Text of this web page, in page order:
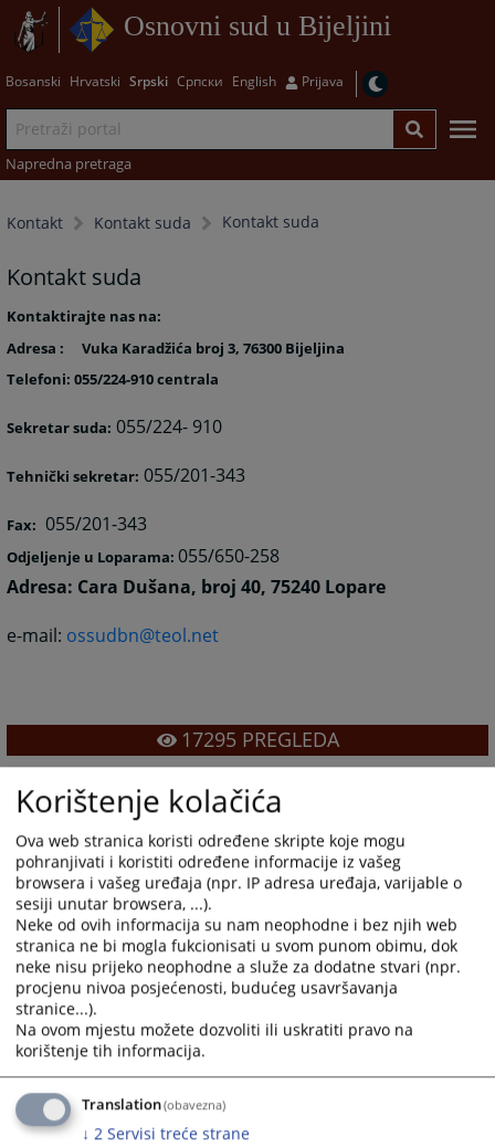
Osnovni sud u Bijeljini
Bosanski Hrvatski Srpski Српски English Prijava
Napredna pretraga
Kontakt Kontakt suda Kontakt suda
Kontakt suda
Kontaktirajte nas na:
Adresa :
Vuka Karadžića broj 3, 76300 Bijeljina
Telefoni: 055/224-910 centrala
Sekretar suda: 055/224- 910
Tehnički sekretar: 055/201-343
Fax: 055/201-343
Odjeljenje u Loparama:055/650-258
Adresa: Cara Dušana, broj 40, 75240 Lopare
e-mail: ossudbn@teol.net
17295PREGLEDA
Korištenje kolačića
Ova web stranica koristi određene skripte koje mogu
pohranjivati i koristiti određene informacije iz vašeg
browsera i vašeg uređaja (npr. IP adresa uređaja, varijable o
sesiji unutar browsera, ...).
Neke od ovih informacija su nam neophodne i bez njih web
stranica ne bi mogla fukcionisati u svom punom obimu, dok
neke nisu prijeko neophodne a služe za dodatne stvari (npr.
procjenu nivoa posjećenosti, budućeg usavršavanja
stranice...).
Na ovom mjestu možete dozvoliti ili uskratiti pravo na
korištenje tih informacija.
Translation(obavezna)
↓ 2 Servisi treće strane